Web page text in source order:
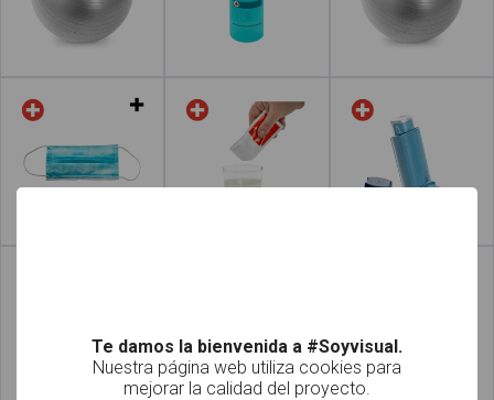
Te damos la bienvenida a #Soyvisual.
Nuestra página web utiliza cookies para
mejorar la calidad del proyecto.